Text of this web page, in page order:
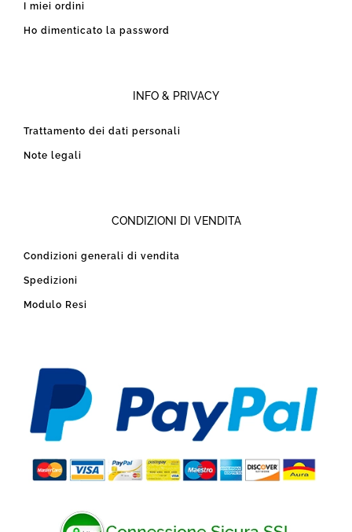
I miei ordini
Ho dimenticato la password
INFO & PRIVACY
Trattamento dei dati personali
Note legali
CONDIZIONI DI VENDITA
Condizioni generali di vendita
Spedizioni
Modulo Resi